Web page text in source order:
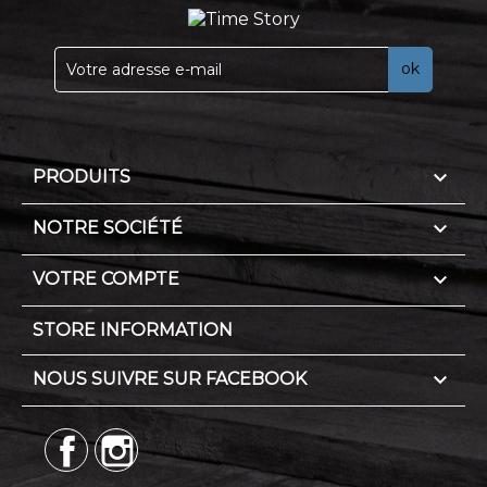
PRODUITS 
NOTRE SOCIÉTÉ 
VOTRE COMPTE 
STORE INFORMATION
NOUS SUIVRE SUR FACEBOOK 